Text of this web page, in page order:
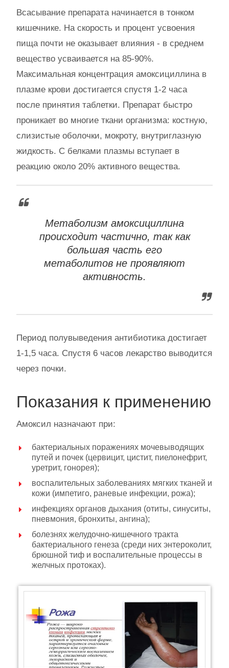
Всасывание препарата начинается в тонком
кишечнике. На скорость и процент усвоения
пища почти не оказывает влияния - в среднем
вещество усваивается на 85-90%.
Максимальная концентрация амоксициллина в
плазме крови достигается спустя 1-2 часа
после принятия таблетки. Препарат быстро
проникает во многие ткани организма: костную,
слизистые оболочки, мокроту, внутриглазную
жидкость. С белками плазмы вступает в
реакцию около 20% активного вещества.
Метаболизм амоксициллина
происходит частично, так как
большая часть его
метаболитов не проявляют
активность.
Период полувыведения антибиотика достигает
1-1,5 часа. Спустя 6 часов лекарство выводится
через почки.
Показания к применению
Амоксил назначают при:
бактериальных поражениях мочевыводящих
путей и почек (цервицит, цистит, пиелонефрит,
уретрит, гонорея);
воспалительных заболеваниях мягких тканей и
кожи (импетиго, раневые инфекции, рожа);
инфекциях органов дыхания (отиты, синуситы,
пневмония, бронхиты, ангина);
болезнях желудочно-кишечного тракта
бактериального генеза (среди них энтероколит,
брюшной тиф и воспалительные процессы в
желчных протоках).